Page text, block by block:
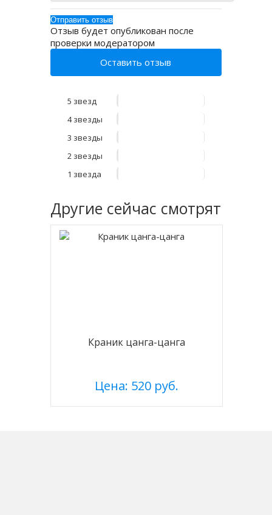
Отзыв будет опубликован после
проверки модератором
Оставить отзыв
5 звезд
4 звезды
3 звезды
2 звезды
1 звезда
Другие сейчас смотрят
Краник цанга-цанга
Цена: 520 руб.